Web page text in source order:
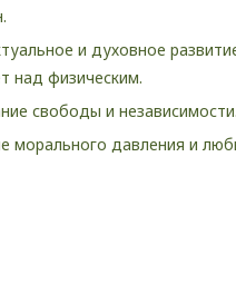
и духовное
над физическим.
свободы и независимости.
морального давления и